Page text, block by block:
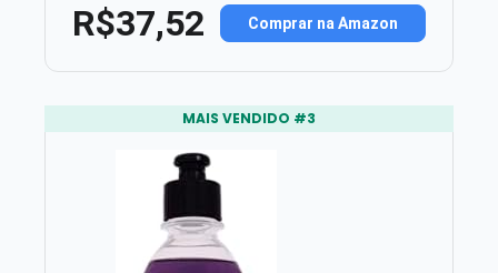
R$37,52 Comprar na Amazon
MAIS VENDIDO #3